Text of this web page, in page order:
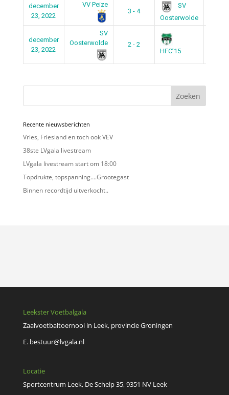
december
23, 2022
VV Peize
3 - 4
SV
Oosterwolde
december
23, 2022
SV
Oosterwolde
2 - 2
HFC’15
Zoeken
Recente nieuwsberichten
Vries, Friesland en toch ook VEV
38ste LVgala livestream
LVgala livestream start om 18:00
Topdrukte, topspanning….Grootegast
Binnen recordtijd uitverkocht..
Leekster Voetbalgala
Zaalvoetbaltoernooi in Leek, provincie Groningen
E. bestuur@lvgala.nl
Locatie
Sportcentrum Leek, De Schelp 35, 9351 NV Leek